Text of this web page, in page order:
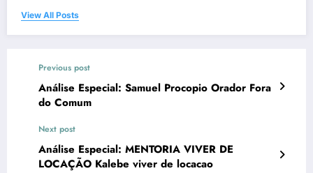
View All Posts
Previous post
Análise Especial: Samuel Procopio Orador Fora
do Comum
Next post
Análise Especial: MENTORIA VIVER DE
LOCAÇÃO Kalebe viver de locacao